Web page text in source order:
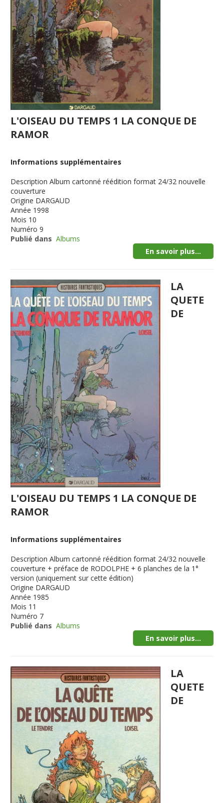
L'OISEAU DU TEMPS 1 LA CONQUE DE
RAMOR
Informations supplémentaires
Description Album cartonné réédition format 24/32 nouvelle
couverture
Origine DARGAUD
Année 1998
Mois 10
Numéro 9
Publié dans Albums
En savoir plus...
LA
QUETE
DE
L'OISEAU DU TEMPS 1 LA CONQUE DE
RAMOR
Informations supplémentaires
Description Album cartonné réédition format 24/32 nouvelle
couverture + préface de RODOLPHE + 6 planches de la 1°
version (uniquement sur cette édition)
Origine DARGAUD
Année 1985
Mois 11
Numéro 7
Publié dans Albums
En savoir plus...
LA
QUETE
DE